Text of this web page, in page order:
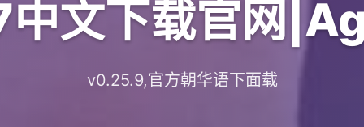
中文下载官网
v0.25.9,官方朝华语下面载